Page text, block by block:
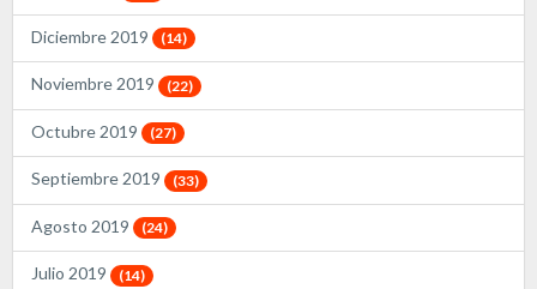
Diciembre 2019 (14)
Noviembre 2019 (22)
Octubre 2019 (27)
Septiembre 2019 (33)
Agosto 2019 (24)
Julio 2019 (14)